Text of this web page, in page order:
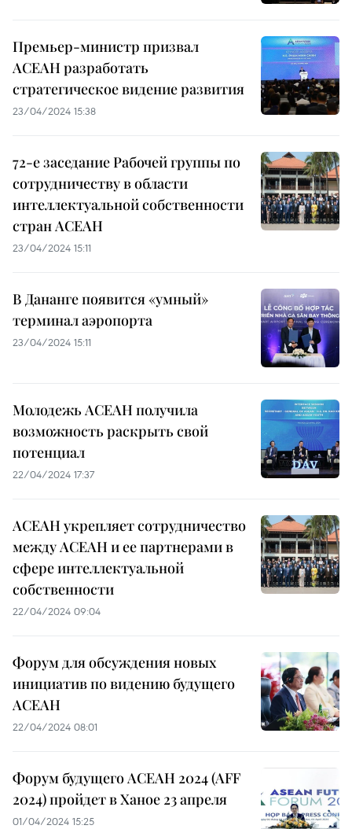
Премьер-министр призвал
АСЕАН разработать
стратегическое видение развития
23/04/2024 15:38
72-е заседание Рабочей группы по
сотрудничеству в области
интеллектуальной собственности
стран АСЕАН
23/04/2024 15:11
В Дананге появится «умный»
терминал аэропорта
23/04/2024 15:11
Молодежь АСЕАН получила
возможность раскрыть свой
потенциал
22/04/2024 17:37
АСЕАН укрепляет сотрудничество
между АСЕАН и ее партнерами в
сфере интеллектуальной
собственности
22/04/2024 09:04
Форум для обсуждения новых
инициатив по видению будущего
АСЕАН
22/04/2024 08:01
Форум будущего АСЕАН 2024 (AFF
2024) пройдет в Ханое 23 апреля
01/04/2024 15:25